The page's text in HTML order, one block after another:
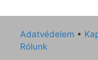
Adatvédelem •
Rólunk